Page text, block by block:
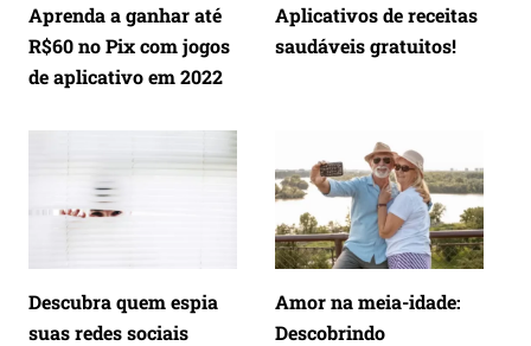
Aprenda a ganhar até
R$60 no Pix com jogos
de aplicativo em 2022
Aplicativos de receitas
saudáveis gratuitos!
Descubra quem espia
suas redes sociais
Amor na meia-idade:
Descobrindo